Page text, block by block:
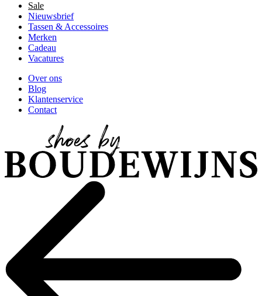
Sale
Nieuwsbrief
Tassen & Accessoires
Merken
Cadeau
Vacatures
Over ons
Blog
Klantenservice
Contact